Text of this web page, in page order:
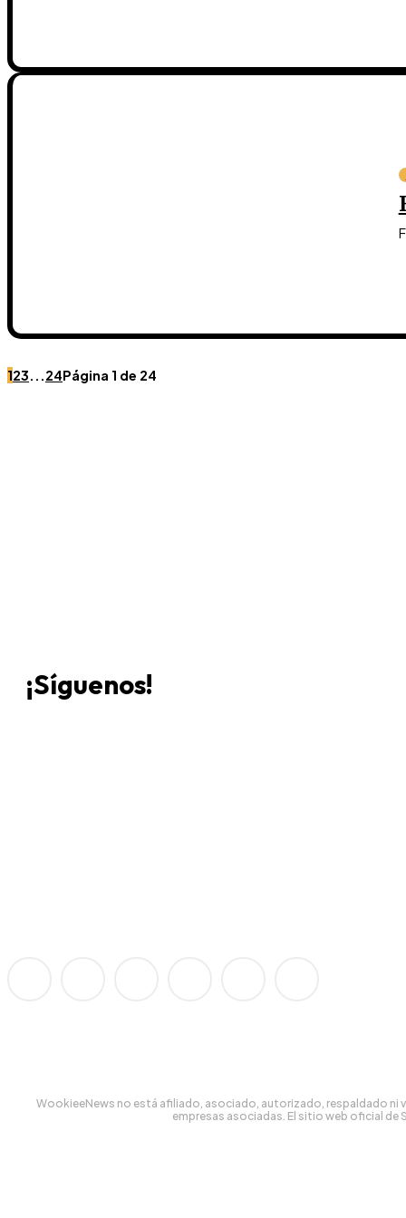
123...24Página 1 de 24
¡Síguenos!
WookieeNews no está afiliado, asociado, autorizado, respaldado ni
empresas asociadas. El sitio web oficial